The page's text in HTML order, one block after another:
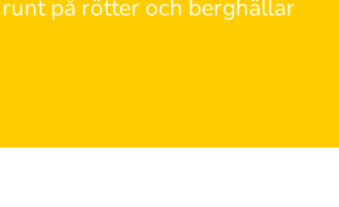
på rötter och berghällar